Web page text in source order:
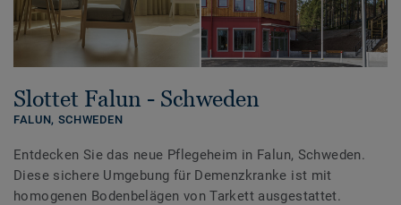
Slottet Falun - Schweden
FALUN, SCHWEDEN
Entdecken Sie das neue Pflegeheim in Falun, Schweden.
Diese sichere Umgebung für Demenzkranke ist mit
homogenen Bodenbelägen von Tarkett ausgestattet.